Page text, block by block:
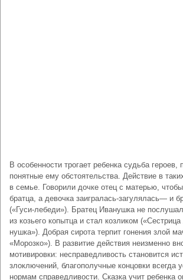
В особенности трогает ребенка судьба героев,
понятные ему обстоятельства. Действие в
в семье. Говорили дочке отец с матерью,
братца, а девочка заигралась-загу­лялась— и
(«Гуси-лебеди»). Братец Иванушка не
из козьего копытца и стал козликом
нушка»). Добрая сирота терпит гонения злой
«Морозко»). В развитие действия неизменно
мотивировки: несправедливость становится
злоключений, благополучные концовки всегда
нормам справедливости. Сказка учит ребенка